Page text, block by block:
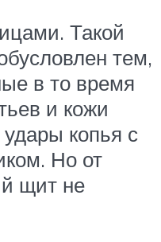
Такой
тем,
в то время
и кожи
копья с
Но от
щит не